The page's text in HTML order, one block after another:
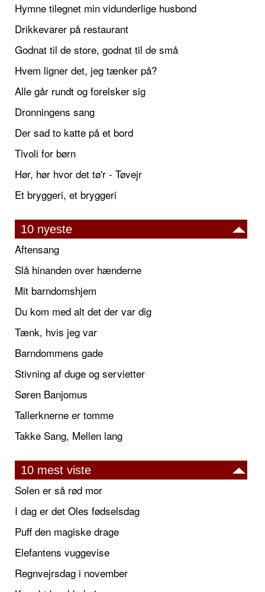
Hymne tilegnet min vidunderlige husbond
Drikkevarer på restaurant
Godnat til de store, godnat til de små
Hvem ligner det, jeg tænker på?
Alle går rundt og forelsker sig
Dronningens sang
Der sad to katte på et bord
Tivoli for børn
Hør, hør hvor det tø'r - Tøvejr
Et bryggeri, et bryggeri
10 nyeste
Aftensang
Slå hinanden over hænderne
Mit barndomshjem
Du kom med alt det der var dig
Tænk, hvis jeg var
Barndommens gade
Stivning af duge og servietter
Søren Banjomus
Tallerknerne er tomme
Takke Sang, Mellen lang
10 mest viste
Solen er så rød mor
I dag er det Oles fødselsdag
Puff den magiske drage
Elefantens vuggevise
Regnvejrsdag i november